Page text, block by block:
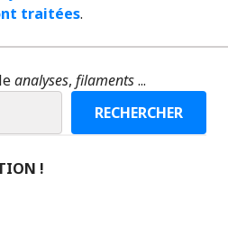
traitées.
analyses, filaments...
RECHERCHER
!